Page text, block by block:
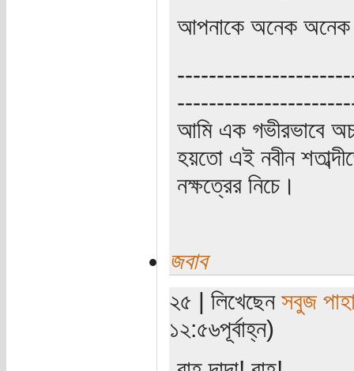
আপনাকে অনেক অনেক
আমি এক গভীরভাবে
হয়তো এই নবীন
নক্ষত্রের নিচে।
জবাব
২৫ | লিখেছেন সবুজ
১২:৫৬পূর্বাহ্ন)